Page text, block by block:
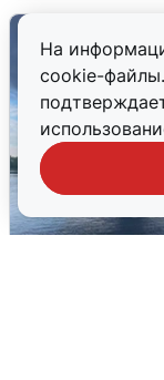
На
cookie-